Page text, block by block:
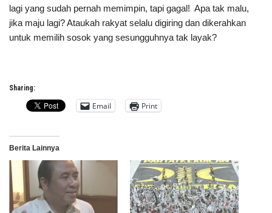
lagi yang sudah pernah memimpin, tapi gagal! Apa tak malu,
jika maju lagi? Ataukah rakyat selalu digiring dan dikerahkan
untuk memilih sosok yang sesungguhnya tak layak?
Sharing:
Email Print
Berita Lainnya